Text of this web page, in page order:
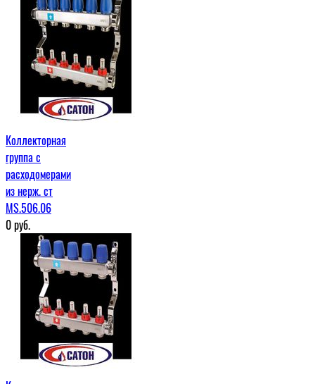
Коллекторная
группа с
расходомерами
из нерж. ст
MS.506.06
0руб.